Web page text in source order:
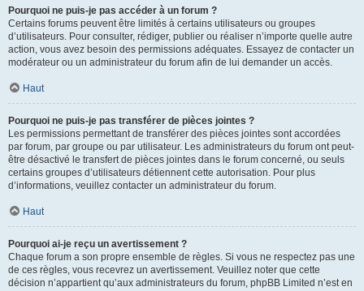
Pourquoi ne puis-je pas accéder à un forum ?
Certains forums peuvent être limités à certains utilisateurs ou groupes
d’utilisateurs. Pour consulter, rédiger, publier ou réaliser n’importe quelle autre
action, vous avez besoin des permissions adéquates. Essayez de contacter un
modérateur ou un administrateur du forum afin de lui demander un accès.
Haut
Pourquoi ne puis-je pas transférer de pièces jointes ?
Les permissions permettant de transférer des pièces jointes sont accordées
par forum, par groupe ou par utilisateur. Les administrateurs du forum ont peut-
être désactivé le transfert de pièces jointes dans le forum concerné, ou seuls
certains groupes d’utilisateurs détiennent cette autorisation. Pour plus
d’informations, veuillez contacter un administrateur du forum.
Haut
Pourquoi ai-je reçu un avertissement ?
Chaque forum a son propre ensemble de règles. Si vous ne respectez pas une
de ces règles, vous recevrez un avertissement. Veuillez noter que cette
décision n’appartient qu’aux administrateurs du forum, phpBB Limited n’est en